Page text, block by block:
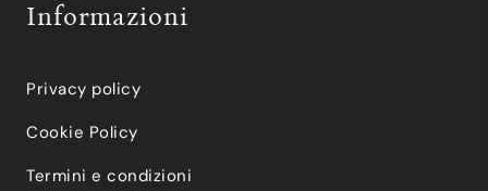
Informazioni
Privacy policy
Cookie Policy
Termini e condizioni